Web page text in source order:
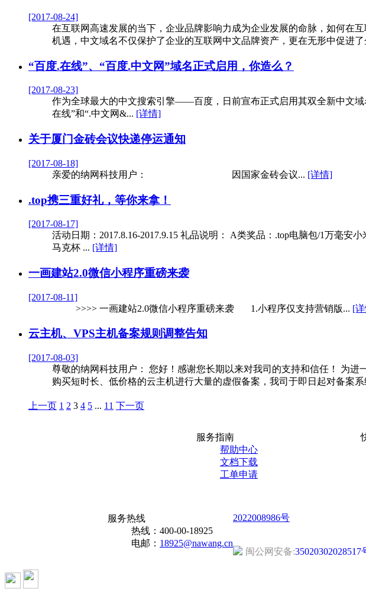
[2017-08-24]
在互联网高速发展的当下，企业品牌影响力成为企业发展的命脉，如何在
机遇，中文域名不仅保护了企业的互联网中文品牌资产，更在无形中促进
“百度.在线”、“百度.中文网”域名正式启用，你造么？
[2017-08-23]
作为全球最大的中文搜索引擎——百度，日前宣布正式启用其双全新中文
在线”和“.中文网&... [详情]
关于厦门金砖会议快递停运通知
[2017-08-18]
亲爱的纳网科技用户： 因国家金砖会议... [详情]
.top携三重好礼，等你来拿！
[2017-08-17]
活动日期：2017.8.16-2017.9.15 礼品说明： A类奖品：.top电脑包/1万毫安
马克杯 ... [详情]
一画建站2.0微信小程序重磅来袭
[2017-08-11]
>>>> 一画建站2.0微信小程序重磅来袭 1.小程序仅支持营销版... [
云主机、VPS主机备案规则调整告知
[2017-08-03]
尊敬的纳网科技用户： 您好！感谢您长期以来对我司的支持和信任！ 为
购买短时长、低价格的云主机进行大量的虚假备案，我司于即日起对备案
上一页 1 2 3 4 5 ... 11 下一页
服务指南
帮助中心
文档下载
工单申请
服务热线
热线： 400-00-18925
电邮： 18925@nawang.cn
2022008986号
闽公网安备:35020302028517